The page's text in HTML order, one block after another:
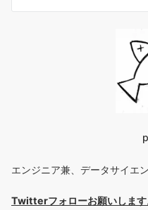
エンジニア兼、データサイエ
Twitterフォローお願いします